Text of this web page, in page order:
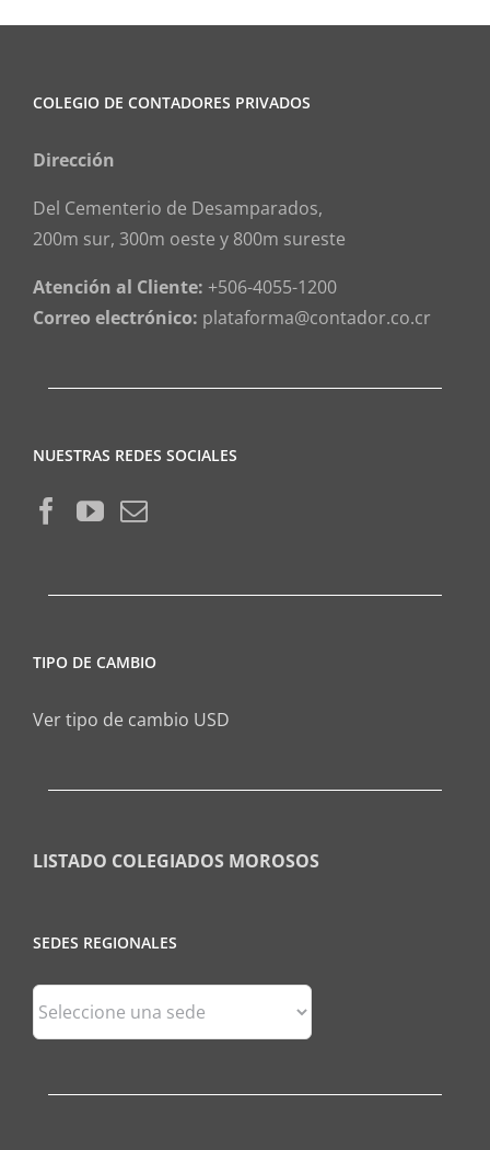
COLEGIO DE CONTADORES PRIVADOS
Dirección
Del Cementerio de Desamparados,
200m sur, 300m oeste y 800m sureste
Atención al Cliente: +506-4055-1200
Correo electrónico: plataforma@contador.co.cr
NUESTRAS REDES SOCIALES
TIPO DE CAMBIO
Ver tipo de cambio USD
LISTADO COLEGIADOS MOROSOS
SEDES REGIONALES
Sedes
Regionales